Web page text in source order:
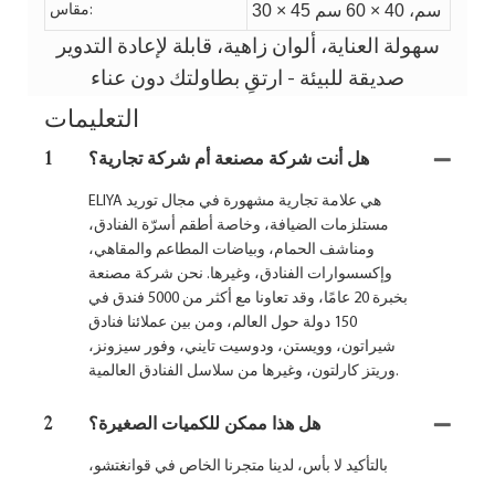
مقاس: 30 × 45 سم، 40 × 60 سم
سهولة العناية، ألوان زاهية، قابلة لإعادة التدوير
صديقة للبيئة - ارتقِ بطاولتك دون عناء
التعليمات
1 هل أنت شركة مصنعة أم شركة تجارية؟
ELIYA هي علامة تجارية مشهورة في مجال توريد
مستلزمات الضيافة، وخاصة أطقم أسرّة الفنادق،
ومناشف الحمام، وبياضات المطاعم والمقاهي،
وإكسسوارات الفنادق، وغيرها. نحن شركة مصنعة
بخبرة 20 عامًا، وقد تعاونا مع أكثر من 5000 فندق في
150 دولة حول العالم، ومن بين عملائنا فنادق
شيراتون، وويستن، ودوسيت تايني، وفور سيزونز،
وريتز كارلتون، وغيرها من سلاسل الفنادق العالمية.
2 هل هذا ممكن للكميات الصغيرة؟
بالتأكيد لا بأس، لدينا متجرنا الخاص في قوانغتشو،